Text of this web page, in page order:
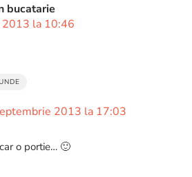
bucatarie
la 10:46
2013 la 17:03
o portie… 🙂